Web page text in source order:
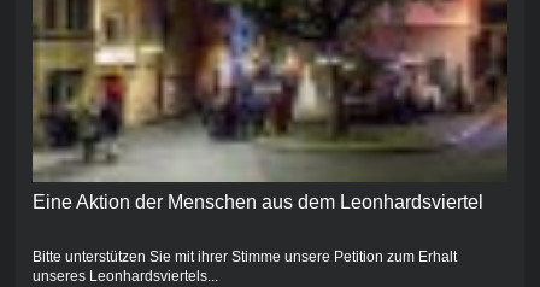
Eine Aktion der Menschen aus dem Leonhardsviertel
Bitte unterstützen Sie mit ihrer Stimme unsere Petition zum Erhalt
unseres Leonhardsviertels...